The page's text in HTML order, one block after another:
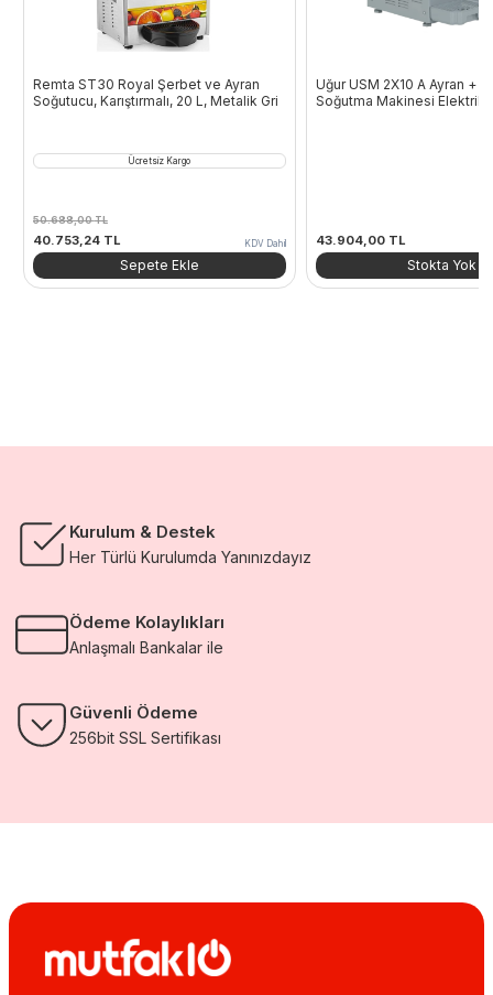
Remta ST30 Royal Şerbet ve Ayran
Soğutucu, Karıştırmalı, 20 L, Metalik Gri
Ücretsiz Kargo
50.688,00TL
Orijinal
fiyat:
50.688,00 TL.
40.753,24 TLŞu
andaki
fiyat:
KDV Dahil
Sepete Ekle
Uğur USM 2X10 A Ayran +
Soğutma Makinesi Elektrikli
43.904,00 TL
Stokta Yok
Kurulum & Destek
Her Türlü Kurulumda Yanınızdayız
Ödeme Kolaylıkları
Anlaşmalı Bankalar ile
Güvenli Ödeme
256bit SSL Sertifikası